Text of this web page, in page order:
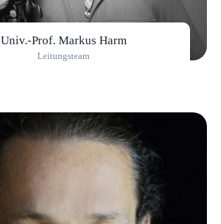
Univ.-Prof. Markus Harm
Leitungsteam